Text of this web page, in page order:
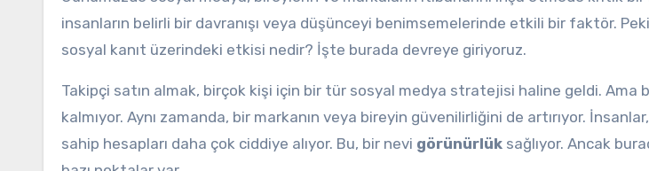
insanların belirli bir davranışı veya düşünceyi benimsemelerinde etkili bir faktör.
sosyal kanıt üzerindeki etkisi nedir? İşte burada devreye giriyoruz.
Takipçi satın almak, birçok kişi için bir tür sosyal medya stratejisi haline geldi. Ama
kalmıyor. Aynı zamanda, bir markanın veya bireyin güvenilirliğini de artırıyor.
sahip hesapları daha çok ciddiye alıyor. Bu, bir nevi görünürlük sağlıyor. Ancak